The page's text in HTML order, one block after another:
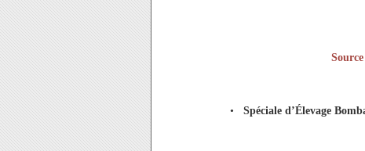
• Spéciale d’Élevage